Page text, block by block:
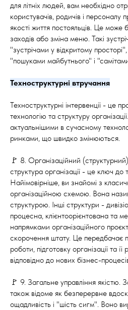
для літніх людей, вам необхідно
користувачів, родичів і
якості життя постояльців. Це може
заходів або зміна меню. Такі
"зустрічами у відкритому
"пошуками майбутнього" і
Техноструктурні втручання
Техноструктурні інтервенції - це
технологію та структуру
актуальнішими в сучасному
ринками, що швидко змінюються.
🚩 8. Організаційний
структура організації - це ключ
Найімовірніше, ви знайомі з
організаційною схемою. Вона
структурою. Інші структури -
процесна, клієнтоорієнтована та
напрямками організаційного
скорочення штату. Це передбачає
роботи, підготовку організації та
відповідно до нових бізнес-
🚩 9. Загальне управління якістю.
також відоме як безперервне
ощадливість і "шість сигм". Воно